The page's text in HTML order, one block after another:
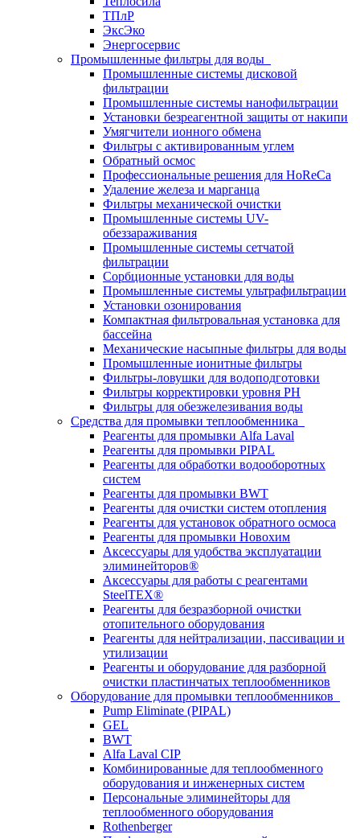
ТПлР
ЭксЭко
Энергосервис
Промышленные фильтры для воды
Промышленные системы дисковой
фильтрации
Промышленные системы нанофильтрации
Установки безреагентной защиты от накипи
Умягчители ионного обмена
Фильтры с активированным углем
Обратный осмос
Профессиональные решения для HoReCa
Удаление железа и марганца
Фильтры механической очистки
Промышленные системы UV-
обеззараживания
Промышленные системы сетчатой
фильтрации
Сорбционные установки для воды
Промышленные системы ультрафильтрации
Установки озонирования
Компактная фильтровальная установка для
бассейна
Механические насыпные фильтры для воды
Промышленные ионитные фильтры
Фильтры-ловушки для водоподготовки
Фильтры корректировки уровня PH
Фильтры для обезжелезивания воды
Средства для промывки теплообменника
Реагенты для промывки Alfa Laval
Реагенты для промывки PIPAL
Реагенты для обработки водооборотных
систем
Реагенты для промывки BWT
Реагенты для очистки систем отопления
Реагенты для установок обратного осмоса
Реагенты для промывки Новохим
Аксессуары для удобства эксплуатации
элиминейторов®
Аксессуары для работы с реагентами
SteelTEX®
Реагенты для безразборной очистки
отопительного оборудования
Реагенты для нейтрализации, пассивации и
утилизации
Реагенты и оборудование для разборной
очистки пластинчатых теплообменников
Оборудование для промывки теплообменников
Pump Eliminate (PIPAL)
GEL
BWT
Alfa Laval CIP
Комбинированные для теплообменного
оборудования и инженерных систем
Персональные элиминейторы для
теплообменного оборудования
Rothenberger